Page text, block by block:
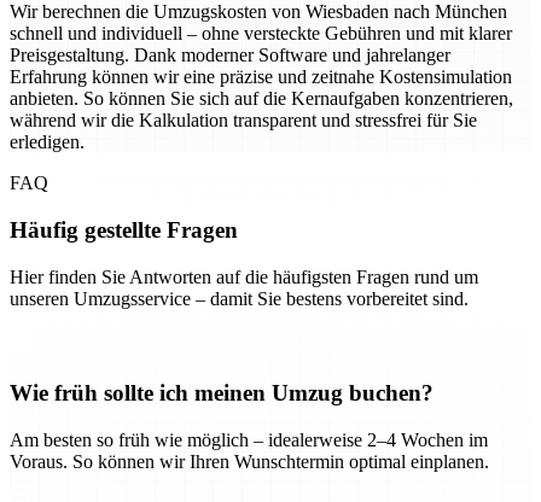
Wir berechnen die Umzugskosten von Wiesbaden nach München
schnell und individuell – ohne versteckte Gebühren und mit klarer
Preisgestaltung. Dank moderner Software und jahrelanger
Erfahrung können wir eine präzise und zeitnahe Kostensimulation
anbieten. So können Sie sich auf die Kernaufgaben konzentrieren,
während wir die Kalkulation transparent und stressfrei für Sie
erledigen.
FAQ
Häufig gestellte Fragen
Hier finden Sie Antworten auf die häufigsten Fragen rund um
unseren Umzugsservice – damit Sie bestens vorbereitet sind.
Wie früh sollte ich meinen Umzug buchen?
Am besten so früh wie möglich – idealerweise 2–4 Wochen im
Voraus. So können wir Ihren Wunschtermin optimal einplanen.